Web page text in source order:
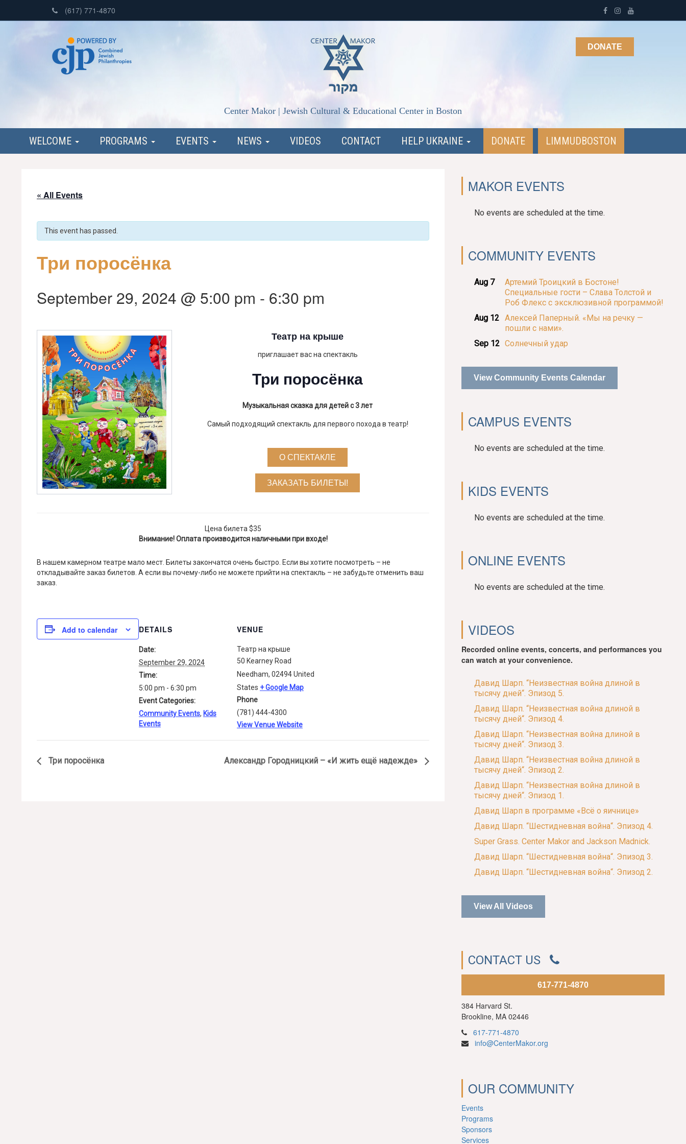
(617) 771-4870
Center Makor | Jewish Cultural & Educational Center in Boston
DONATE
WELCOME PROGRAMS EVENTS NEWS VIDEOS CONTACT HELP UKRAINE DONATE LIMMUDBOSTON
« All Events
This event has passed.
Три поросёнка
September 29, 2024 @ 5:00 pm - 6:30 pm
Театр на крыше
приглашает вас на спектакль
Три поросёнка
Музыкальная сказка для детей с 3 лет
Самый подходящий спектакль для первого похода в театр!
О СПЕКТАКЛЕ
ЗАКАЗАТЬ БИЛЕТЫ!
Цена билета $35
Внимание! Оплата производится наличными при входе!
В нашем камерном театре мало мест. Билеты закончатся очень быстро. Если вы хотите посмотреть – не
откладывайте заказ билетов. А если вы почему-либо не можете прийти на спектакль – не забудьте отменить ваш
заказ.
Add to calendar DETAILS
Date:
September 29, 2024
Time:
5:00 pm - 6:30 pm
Event Categories:
Community Events, Kids
Events
VENUE
Театр на крыше
50 Kearney Road
Needham, 02494United
States + Google Map
Phone
(781) 444-4300
View Venue Website
Три поросёнка Александр Городницкий – «И жить ещё надежде»
MAKOR EVENTS
No events are scheduled at the time.
COMMUNITY EVENTS
Aug 7
Артемий Троицкий в Бостоне!
Специальные гости – Слава Толстой и
Роб Флекс с эксклюзивной программой!
Aug 12
Алексей Паперный. «Мы на речку —
пошли с нами».
Sep 12 Солнечный удар
View Community Events Calendar
CAMPUS EVENTS
No events are scheduled at the time.
KIDS EVENTS
No events are scheduled at the time.
ONLINE EVENTS
No events are scheduled at the time.
VIDEOS
Recorded online events, concerts, and performances you
can watch at your convenience.
Давид Шарп. “Неизвестная война длиной в
тысячу дней“. Эпизод 5.
Давид Шарп. “Неизвестная война длиной в
тысячу дней“. Эпизод 4.
Давид Шарп. “Неизвестная война длиной в
тысячу дней“. Эпизод 3.
Давид Шарп. “Неизвестная война длиной в
тысячу дней“. Эпизод 2.
Давид Шарп. “Неизвестная война длиной в
тысячу дней“. Эпизод 1.
Давид Шарп в программе «Всё о яичнице»
Давид Шарп. “Шестидневная война“. Эпизод 4.
Super Grass. Center Makor and Jackson Madnick.
Давид Шарп. “Шестидневная война“. Эпизод 3.
Давид Шарп. “Шестидневная война“. Эпизод 2.
View All Videos
CONTACT US
617-771-4870
384 Harvard St.
Brookline, MA 02446
617-771-4870
info@CenterMakor.org
OUR COMMUNITY
Events
Programs
Sponsors
Services